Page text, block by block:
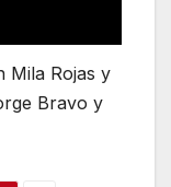
Mila Rojas y
Bravo y